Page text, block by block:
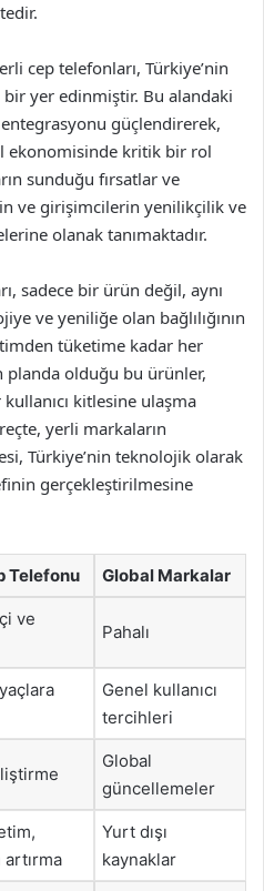
cep telefonları, Türkiye’nin
yer edinmiştir. Bu alandaki
güçlendirerek,
ekonomisinde kritik bir rol
sunduğu fırsatlar ve
ve girişimcilerin yenilikçilik ve
olanak tanımaktadır.
sadece bir ürün değil, aynı
ve yeniliğe olan bağlılığının
tüketime kadar her
planda olduğu bu ürünler,
kitlesine ulaşma
yerli markaların
Türkiye’nin teknolojik olarak
gerçekleştirilmesine
Telefonu Global Markalar
ve
Pahalı
Genel kullanıcı
tercihleri
Global
güncellemeler
Yurt dışı
kaynaklar